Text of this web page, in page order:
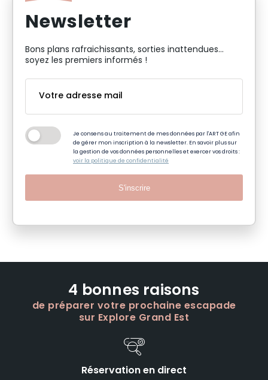
Newsletter
Bons plans rafraichissants, sorties inattendues…
soyez les premiers informés !
Je consens au traitement de mes données par l'ART GE afin
de gérer mon inscription à la newsletter. En savoir plus sur
la gestion de vos données personnelles et exercer vos droits :
voir la politique de confidentialité
S'inscrire
4 bonnes raisons
de préparer votre prochaine escapade
sur Explore Grand Est
Réservation en direct